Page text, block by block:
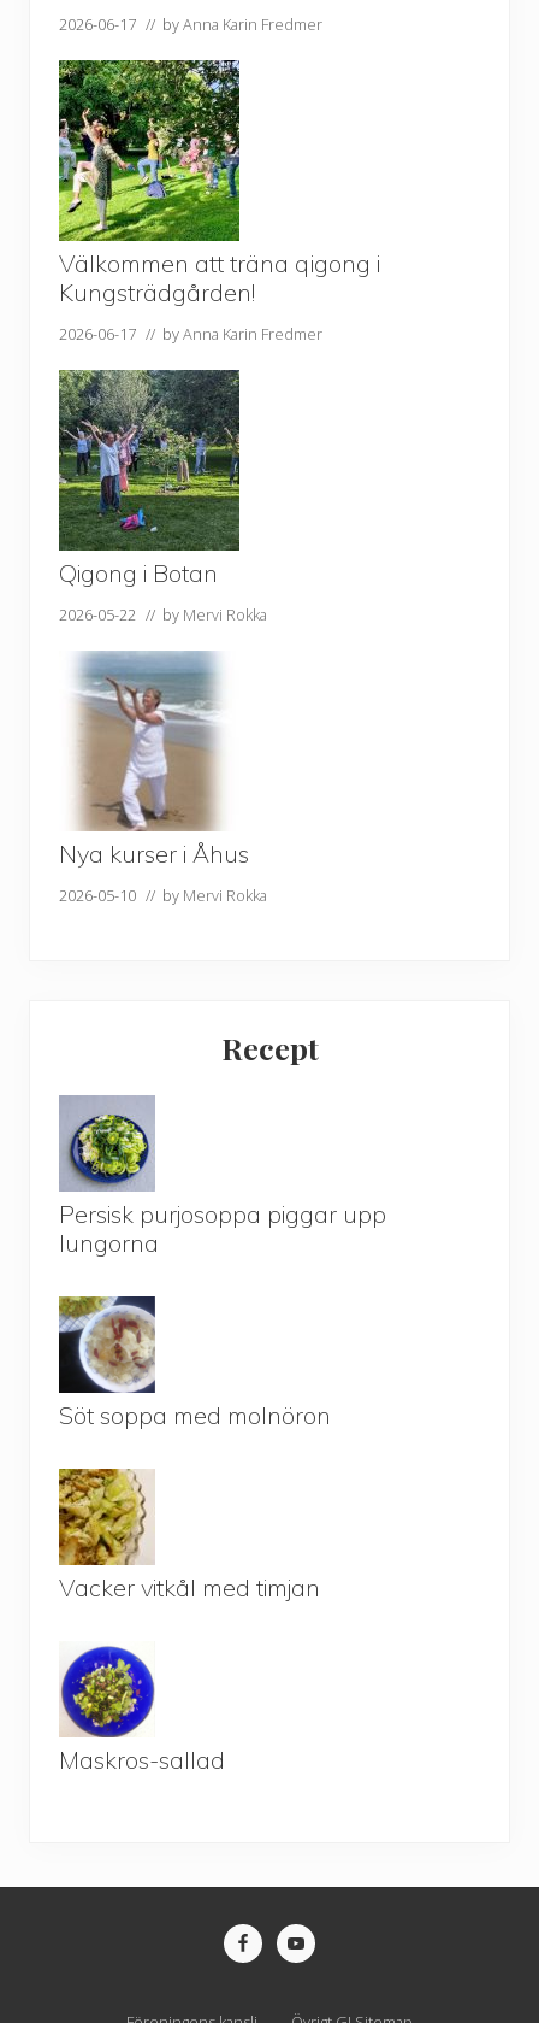
2026-06-17 // byAnna Karin Fredmer
Välkommen att träna qigong i
Kungsträdgården!
2026-06-17 // byAnna Karin Fredmer
Qigong i Botan
2026-05-22 // by Mervi Rokka
Nya kurser i Åhus
2026-05-10 // by Mervi Rokka
Recept
Persisk purjosoppa piggar upp
lungorna
Söt soppa med molnöron
Vacker vitkål med timjan
Maskros-sallad